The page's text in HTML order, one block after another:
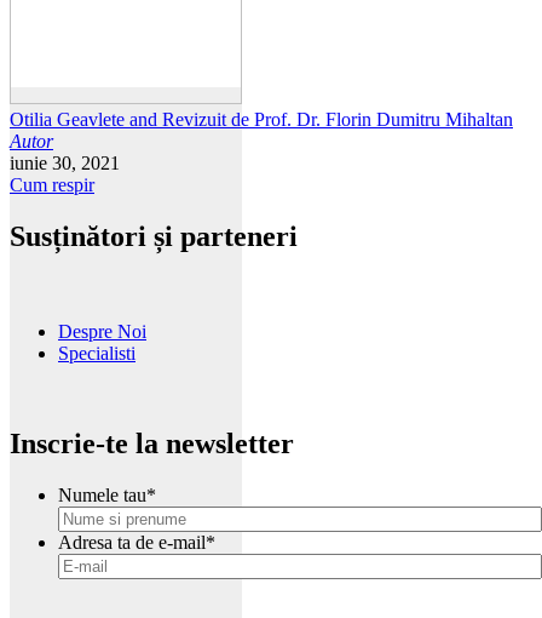
Otilia Geavlete and Revizuit de Prof. Dr. Florin Dumitru Mihaltan
Autor
iunie 30, 2021
Cum respir
Susținători și parteneri
Despre Noi
Specialisti
Inscrie-te la newsletter
Numele tau*
Adresa ta de e-mail*